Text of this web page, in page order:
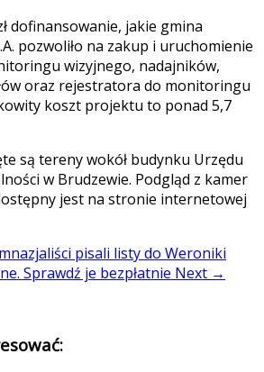
dofinansowanie, jakie gmina
pozwoliło na zakup i uruchomienie
wizyjnego, nadajników,
oraz rejestratora do monitoringu
koszt projektu to ponad 5,7
są tereny wokół budynku Urzędu
w Brudzewie. Podgląd z kamer
jest na stronie internetowej
pisali listy do Weroniki
Sprawdź je bezpłatnie Next →